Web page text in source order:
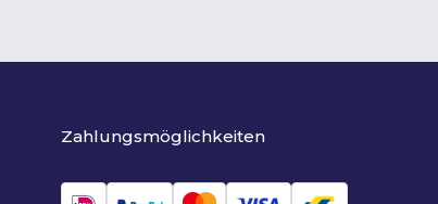
Zahlungsmöglichkeiten